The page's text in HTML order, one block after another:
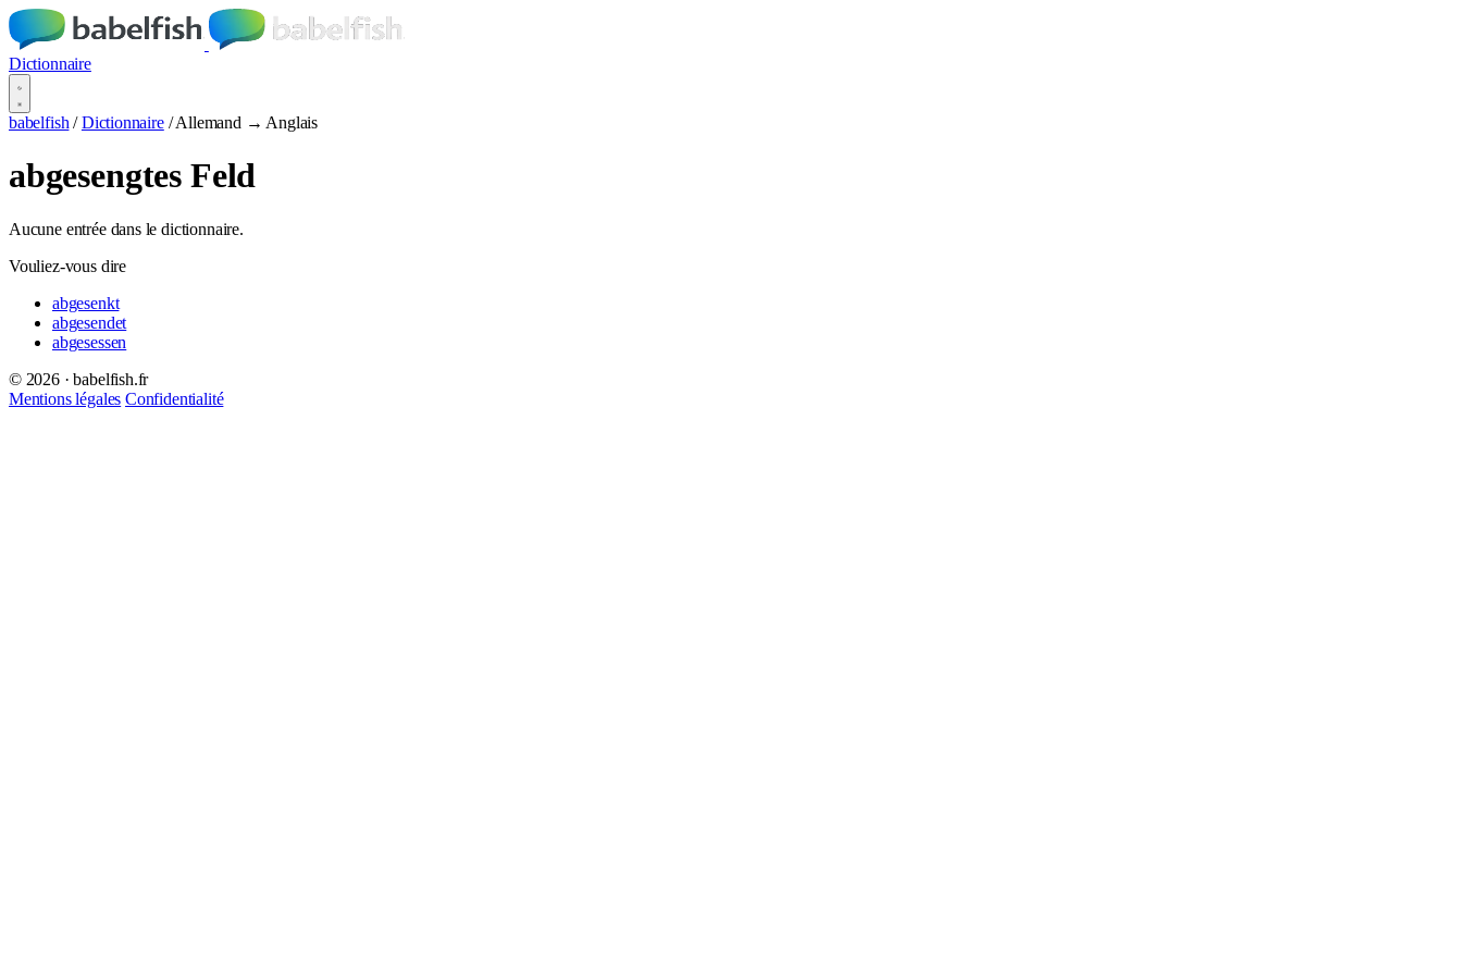
Dictionnaire
babelfish / Dictionnaire / Allemand → Anglais
abgesengtes Feld
Aucune entrée dans le dictionnaire.
Vouliez-vous dire
abgesenkt
abgesendet
abgesessen
© 2026 · babelfish.fr
Mentions légales Confidentialité